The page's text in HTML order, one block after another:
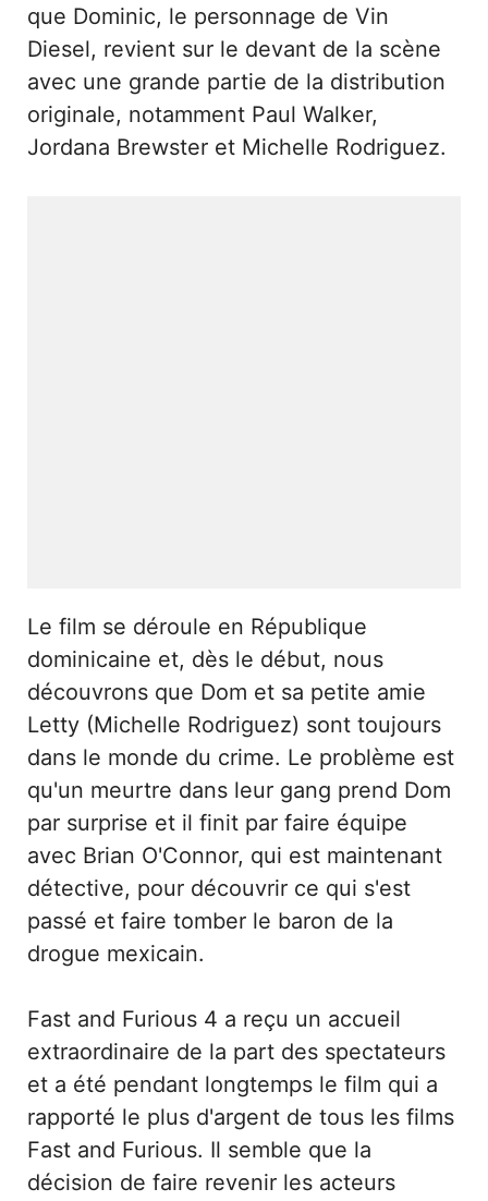
que Dominic, le personnage de Vin
Diesel, revient sur le devant de la scène
avec une grande partie de la distribution
originale, notamment Paul Walker,
Jordana Brewster et Michelle Rodriguez.
Le film se déroule en République
dominicaine et, dès le début, nous
découvrons que Dom et sa petite amie
Letty (Michelle Rodriguez) sont toujours
dans le monde du crime. Le problème est
qu'un meurtre dans leur gang prend Dom
par surprise et il finit par faire équipe
avec Brian O'Connor, qui est maintenant
détective, pour découvrir ce qui s'est
passé et faire tomber le baron de la
drogue mexicain.
Fast and Furious 4 a reçu un accueil
extraordinaire de la part des spectateurs
et a été pendant longtemps le film qui a
rapporté le plus d'argent de tous les films
Fast and Furious. Il semble que la
décision de faire revenir les acteurs